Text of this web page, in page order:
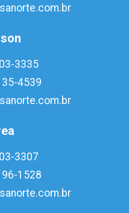
3335
4539
3307
1528